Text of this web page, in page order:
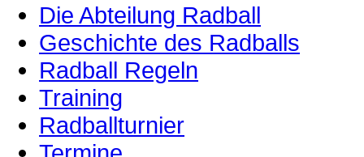
Die Abteilung Radball
Geschichte des Radballs
Radball Regeln
Training
Radballturnier